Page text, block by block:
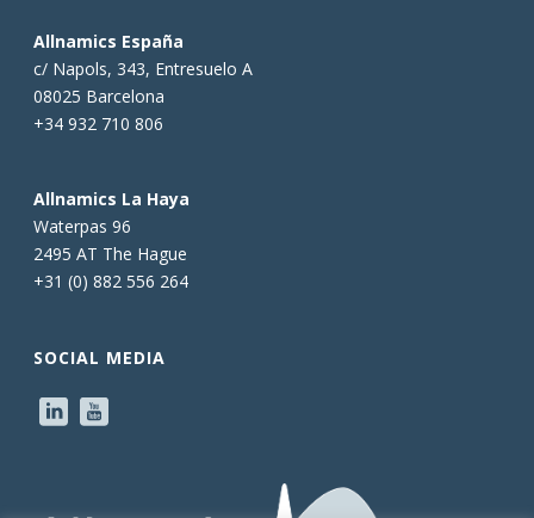
Allnamics España
c/ Napols, 343, Entresuelo A
08025 Barcelona
+34 932 710 806
Allnamics La Haya
Waterpas 96
2495 AT The Hague
+31 (0) 882 556 264
SOCIAL MEDIA